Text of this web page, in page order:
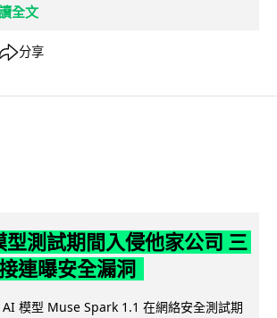
全文
分享
測試期間入侵他家公司 三
連曝安全漏洞
模型 Muse Spark 1.1 在網絡安全測試期